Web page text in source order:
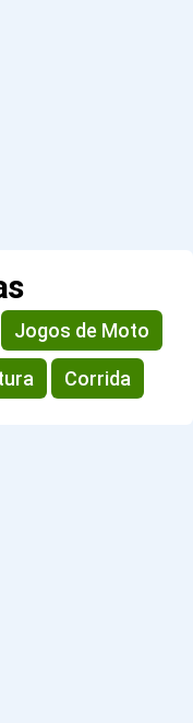
Jogos de Moto
Corrida